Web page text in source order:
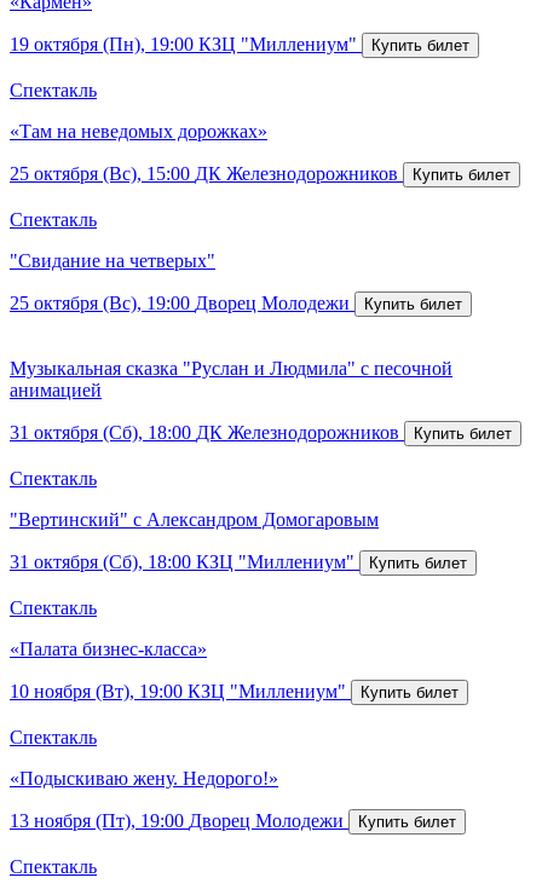
19 октября (Пн), 19:00 КЗЦ "Миллениум"
Спектакль
«Там на неведомых дорожках»
25 октября (Вс), 15:00 ДК Железнодорожников
Спектакль
"Свидание на четверых"
25 октября (Вс), 19:00 Дворец Молодежи
Музыкальная сказка "Руслан и Людмила" с песочной
анимацией
31 октября (Сб), 18:00 ДК Железнодорожников
Спектакль
"Вертинский" с Александром Домогаровым
31 октября (Сб), 18:00 КЗЦ "Миллениум"
Спектакль
«Палата бизнес-класса»
10 ноября (Вт), 19:00 КЗЦ "Миллениум"
Спектакль
«Подыскиваю жену. Недорого!»
13 ноября (Пт), 19:00 Дворец Молодежи
Спектакль